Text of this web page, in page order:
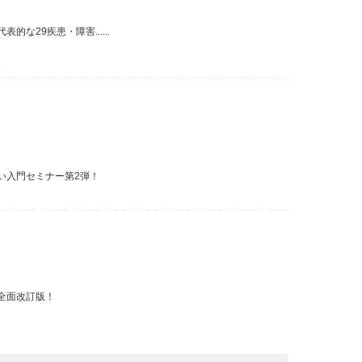
表的な29疾患・障害......
門セミナー第2弾！
面改訂版！